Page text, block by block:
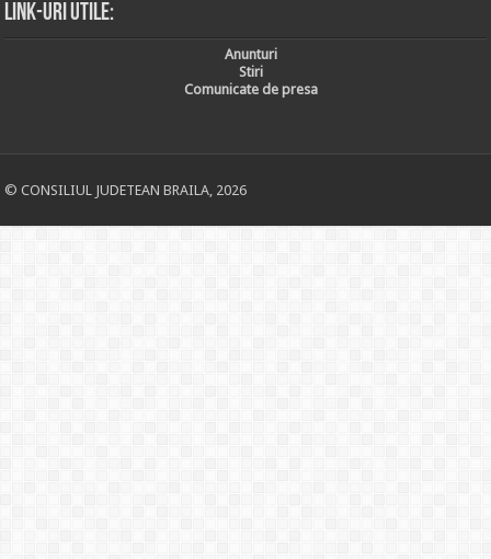
Link-uri utile:
Anunturi
Stiri
Comunicate de presa
© CONSILIUL JUDETEAN BRAILA, 2026